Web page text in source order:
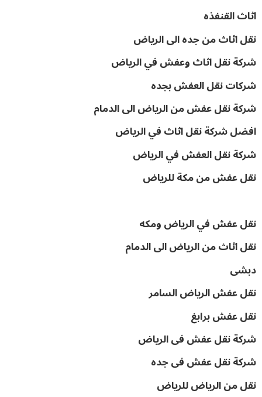
اثاث القنفذه
نقل اثاث من جده الى الرياض
شركة نقل اثاث وعفش في الرياض
شركات نقل العفش بجده
شركة نقل عفش من الرياض الى الدمام
افضل شركة نقل اثاث في الرياض
شركة نقل العفش في الرياض
نقل عفش من مكة للرياض
نقل عفش في الرياض ومكه
نقل اثاث من الرياض الى الدمام
دبشى
نقل عفش الرياض السامر
نقل عفش برابغ
شركة نقل عفش فى الرياض
شركة نقل عفش فى جده
نقل من الرياض للرياض